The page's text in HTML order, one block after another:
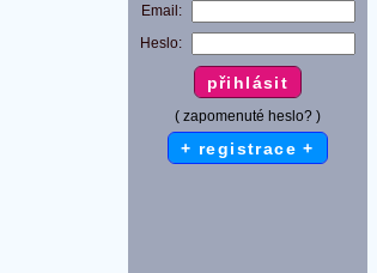
Email:
Heslo:
( zapomenuté heslo? )
+ registrace +